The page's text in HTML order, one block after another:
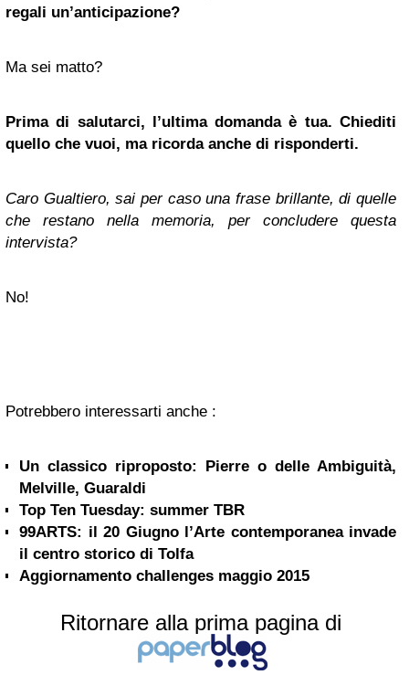
regali un’anticipazione?
Ma sei matto?
Prima di salutarci, l’ultima domanda è tua. Chiediti
quello che vuoi, ma ricorda anche di risponderti.
Caro Gualtiero, sai per caso una frase brillante, di quelle
che restano nella memoria, per concludere questa
intervista?
No!
Potrebbero interessarti anche :
Un classico riproposto: Pierre o delle Ambiguità,
Melville, Guaraldi
Top Ten Tuesday: summer TBR
99ARTS: il 20 Giugno l’Arte contemporanea invade
il centro storico di Tolfa
Aggiornamento challenges maggio 2015
Ritornare alla prima pagina di